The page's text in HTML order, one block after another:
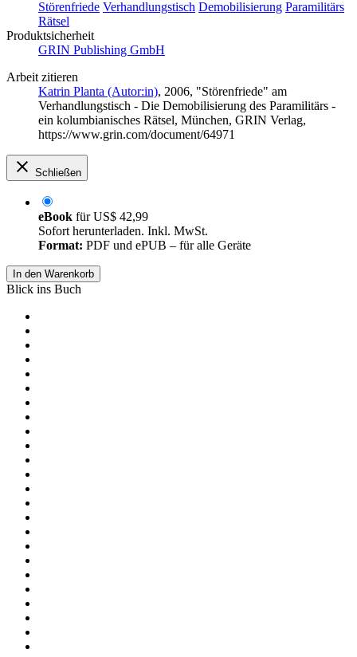
Störenfriede Verhandlungstisch Demobilisierung Paramilitärs
Rätsel
Produktsicherheit
GRIN Publishing GmbH
Arbeit zitieren
Katrin Planta (Autor:in), 2006, "Störenfriede" am
Verhandlungstisch - Die Demobilisierung des Paramilitärs -
ein kolumbianisches Rätsel, München, GRIN Verlag,
https://www.grin.com/document/64971
Schließen
eBook fürUS$ 42,99
Sofort herunterladen. Inkl. MwSt.
Format: PDF und ePUB – für alle Geräte
In den Warenkorb
Blick ins Buch